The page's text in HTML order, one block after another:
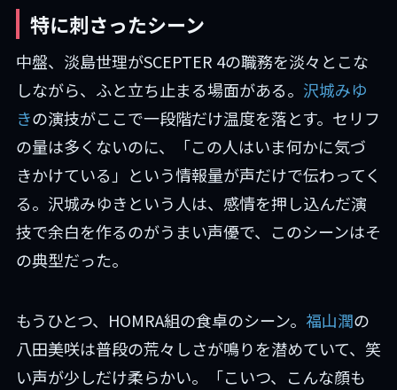
特に刺さったシーン
中盤、淡島世理がSCEPTER 4の職務を淡々とこな
しながら、ふと立ち止まる場面がある。 沢城みゆ
きの演技がここで一段階だけ温度を落とす。セリフ
の量は多くないのに、「この人はいま何かに気づ
きかけている」という情報量が声だけで伝わってく
る。沢城みゆきという人は、感情を押し込んだ演
技で余白を作るのがうまい声優で、このシーンはそ
の典型だった。
もうひとつ、HOMRA組の食卓のシーン。 福山潤の
八田美咲は普段の荒々しさが鳴りを潜めていて、笑
い声が少しだけ柔らかい。「こいつ、こんな顔も